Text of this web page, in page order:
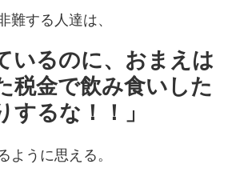
難する人達は、
いるのに、おまえは
税金で飲み食いした
するな！！」
ように思える。